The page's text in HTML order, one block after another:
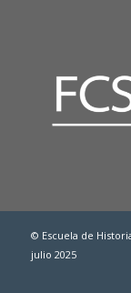
© Escuela de
julio 2025